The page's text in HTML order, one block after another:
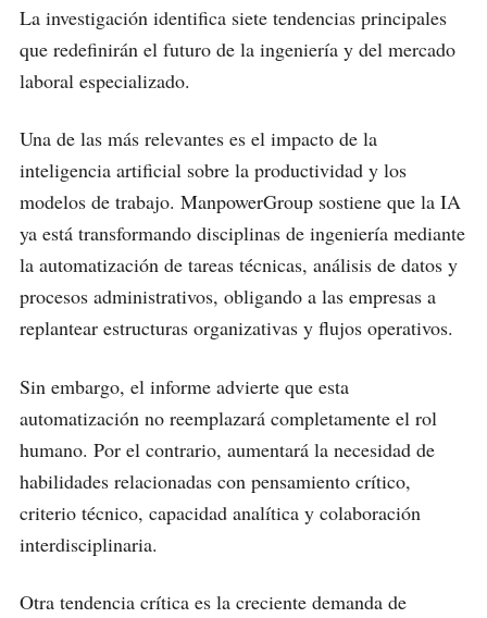
La investigación identifica siete tendencias principales
que redefinirán el futuro de la ingeniería y del mercado
laboral especializado.
Una de las más relevantes es el impacto de la
inteligencia artificial sobre la productividad y los
modelos de trabajo. ManpowerGroup sostiene que la IA
ya está transformando disciplinas de ingeniería mediante
la automatización de tareas técnicas, análisis de datos y
procesos administrativos, obligando a las empresas a
replantear estructuras organizativas y flujos operativos.
Sin embargo, el informe advierte que esta
automatización no reemplazará completamente el rol
humano. Por el contrario, aumentará la necesidad de
habilidades relacionadas con pensamiento crítico,
criterio técnico, capacidad analítica y colaboración
interdisciplinaria.
Otra tendencia crítica es la creciente demanda de